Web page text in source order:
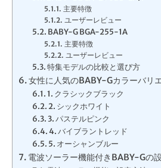
主要特徴
ユーザーレビュー
BABY-G BGA-255-1A
主要特徴
ユーザーレビュー
特集モデルの比較と選び方
女性に人気のBABY-Gカラーバリ
1. クラシックブラック
2. シックホワイト
3. パステルピンク
4. バイブラントレッド
5. オーシャンブルー
電波ソーラー機能付きBABY-Gの